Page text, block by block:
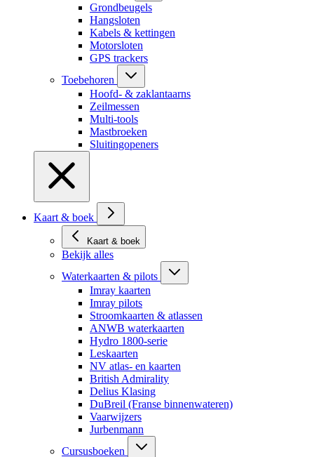
Grondbeugels
Hangsloten
Kabels & kettingen
Motorsloten
GPS trackers
Toebehoren
Hoofd- & zaklantaarns
Zeilmessen
Multi-tools
Mastbroeken
Sluitingopeners
Kaart & boek
Kaart & boek
Bekijk alles
Waterkaarten & pilots
Imray kaarten
Imray pilots
Stroomkaarten & atlassen
ANWB waterkaarten
Hydro 1800-serie
Leskaarten
NV atlas- en kaarten
British Admirality
Delius Klasing
DuBreil (Franse binnenwateren)
Vaarwijzers
Jurbenmann
Cursusboeken